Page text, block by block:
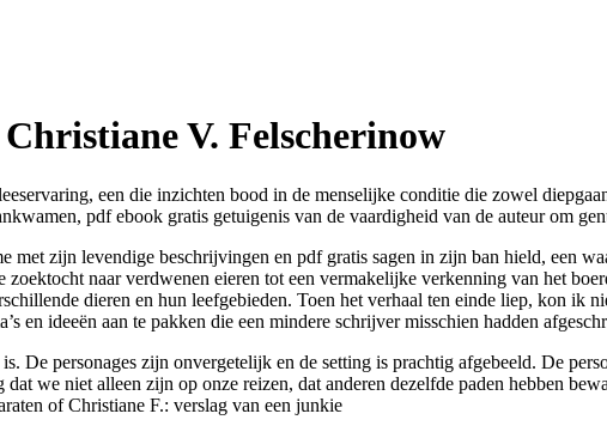
V. Felscherinow
een die inzichten bood in de menselijke conditie die zowel
pdf ebook gratis getuigenis van de vaardigheid van de auteur om
zijn levendige beschrijvingen en pdf gratis sagen in zijn ban hield, een
naar verdwenen eieren tot een vermakelijke verkenning van het
dieren en hun leefgebieden. Toen het verhaal ten einde liep, kon ik
en ideeën aan te pakken die een mindere schrijver misschien hadden
De personages zijn onvergetelijk en de setting is prachtig afgebeeld. De
we niet alleen zijn op onze reizen, dat anderen dezelfde paden hebben
of Christiane F.: verslag van een junkie